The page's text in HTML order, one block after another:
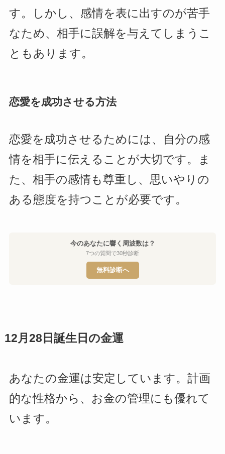
す。しかし、感情を表に出すのが苦手
なため、相手に誤解を与えてしまうこ
ともあります。
恋愛を成功させる方法
恋愛を成功させるためには、自分の感
情を相手に伝えることが大切です。ま
た、相手の感情も尊重し、思いやりの
ある態度を持つことが必要です。
今のあなたに響く周波数は？
7つの質問で30秒診断
無料診断へ
12月28日誕生日の金運
あなたの金運は安定しています。計画
的な性格から、お金の管理にも優れて
います。